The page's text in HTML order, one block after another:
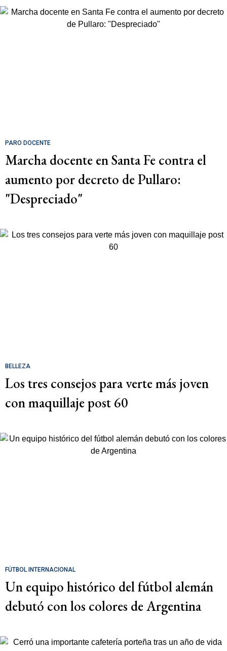
PARO DOCENTE
Marcha docente en Santa Fe contra el
aumento por decreto de Pullaro:
"Despreciado"
BELLEZA
Los tres consejos para verte más joven
con maquillaje post 60
FÚTBOL INTERNACIONAL
Un equipo histórico del fútbol alemán
debutó con los colores de Argentina